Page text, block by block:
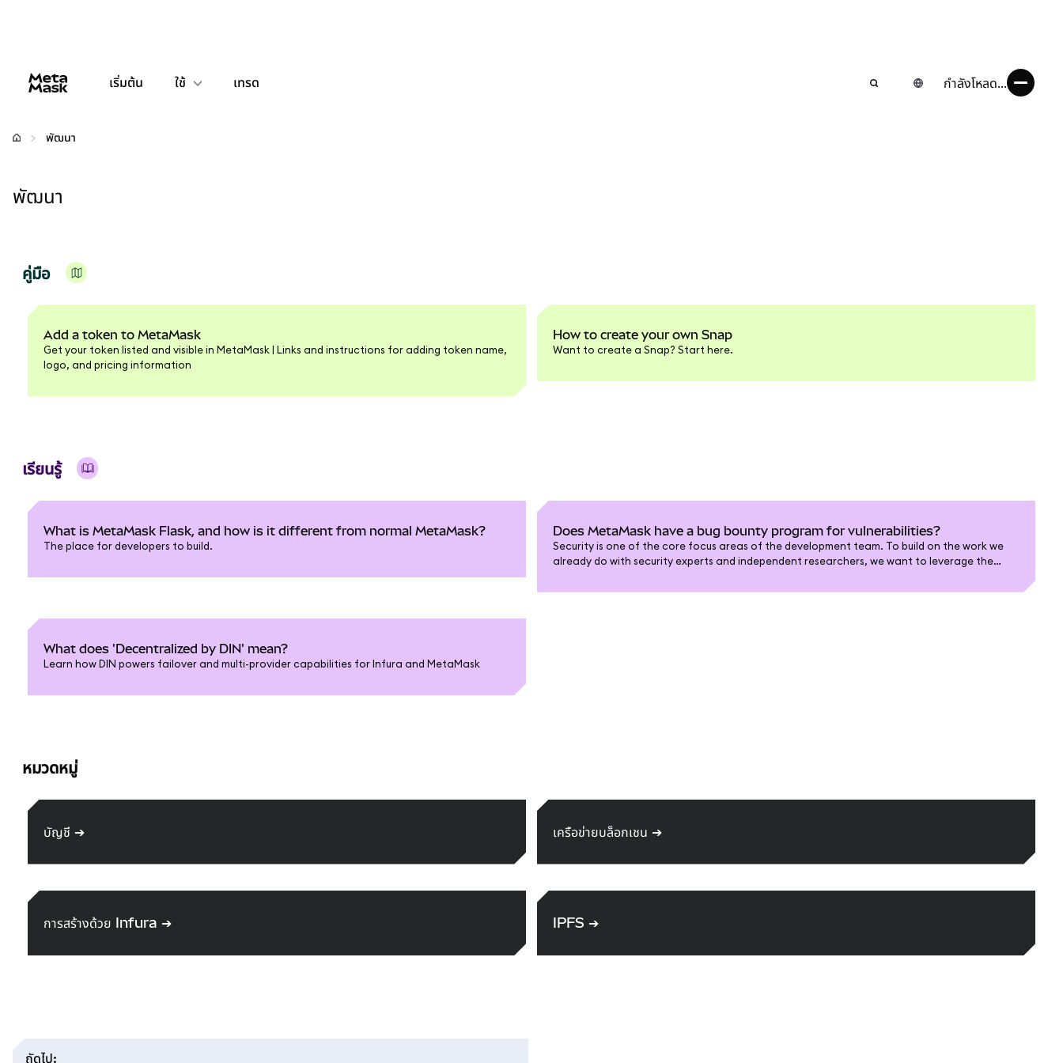
เริ่มต้น ใช้
กำหนดค่า
รักษาความปลอดภัย
เทรด กำลังโหลด...
พัฒนา
พัฒนา
คู่มือ
Add a token to MetaMask
Get your token listed and visible in MetaMask | Links and instructions for adding token name,
logo, and pricing information
How to create your own Snap
Want to create a Snap? Start here.
เรียนรู้
What is MetaMask Flask, and how is it different from normal MetaMask?
The place for developers to build.
Does MetaMask have a bug bounty program for vulnerabilities?
Security is one of the core focus areas of the development team. To build on the work we
already do with security experts and independent researchers, we want to leverage the
What does 'Decentralized by DIN' mean?
Learn how DIN powers failover and multi-provider capabilities for Infura and MetaMask
หมวดหมู่
บัญชี ➔ เครือข่ายบล็อกเชน ➔
การสร้างด้วย Infura ➔ IPFS ➔
ถัดไป: